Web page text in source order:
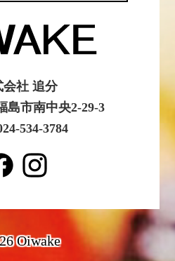
会社 追分
島市南中央2-29-3
534-3784
Oiwake